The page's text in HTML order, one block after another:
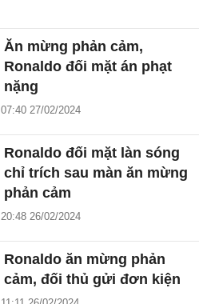
Ăn mừng phản cảm,
Ronaldo đối mặt án phạt
nặng
07:40 27/02/2024
Ronaldo đối mặt làn sóng
chỉ trích sau màn ăn mừng
phản cảm
20:48 26/02/2024
Ronaldo ăn mừng phản
cảm, đối thủ gửi đơn kiện